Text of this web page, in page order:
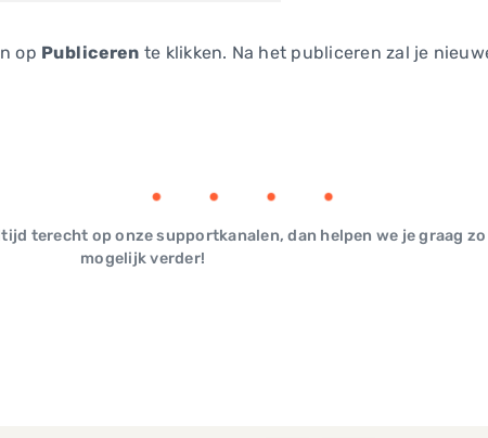
op Publiceren te klikken. Na het publiceren zal je
terecht op onze supportkanalen, dan helpen we je graag zo
mogelijk verder!